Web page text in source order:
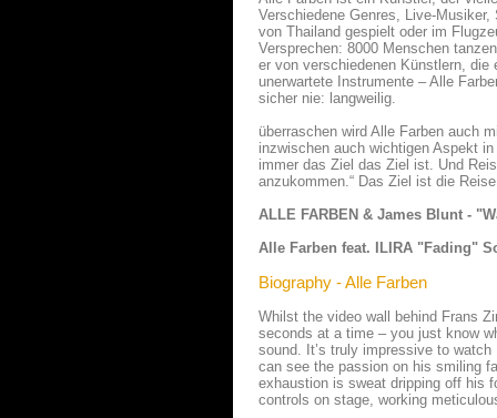
Verschiedene Genres, Live-
von Thailand gespielt oder im
Versprechen: 8000 Menschen
er von verschiedenen Künstlern,
unerwartete Instrumente – Alle
sicher nie: langweilig.
überraschen wird Alle Farben auch
inzwischen auch wichtigen Aspekt
immer das Ziel das Ziel ist. Und
anzukommen.“ Das Ziel ist die
ALLE FARBEN & James Blunt -
Alle Farben feat. ILIRA "Fading"
Biography - Alle Farben
Whilst the video wall behind Frans
seconds at a time – you just know
sound. It’s truly impressive to watch
can see the passion on his smiling
exhaustion is sweat dripping off his
controls on stage, working